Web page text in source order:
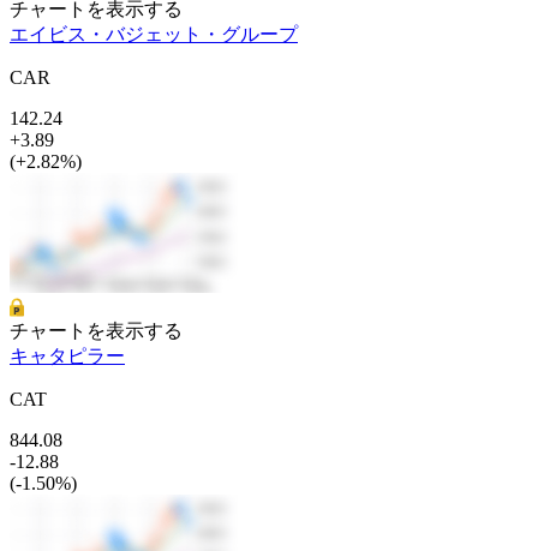
チャートを表示する
エイビス・バジェット・グループ
CAR
142.24
+3.89
(+2.82%)
チャートを表示する
キャタピラー
CAT
844.08
-12.88
(-1.50%)